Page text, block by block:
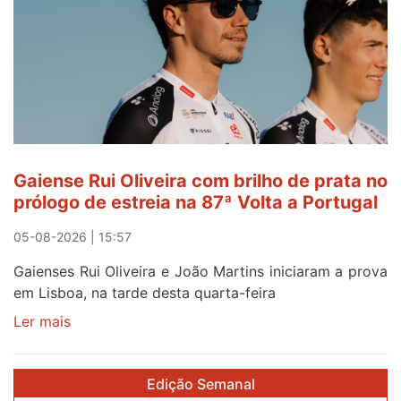
Gaiense Rui Oliveira com brilho de prata no
prólogo de estreia na 87ª Volta a Portugal
05-08-2026 | 15:57
Gaienses Rui Oliveira e João Martins iniciaram a prova
em Lisboa, na tarde desta quarta-feira
Ler mais
Edição Semanal